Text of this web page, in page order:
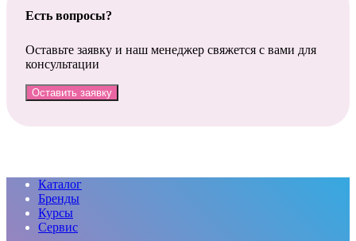
Есть вопросы?
Оставьте заявку и наш менеджер свяжется с вами для
консультации
Оставить заявку
Каталог
Бренды
Курсы
Сервис